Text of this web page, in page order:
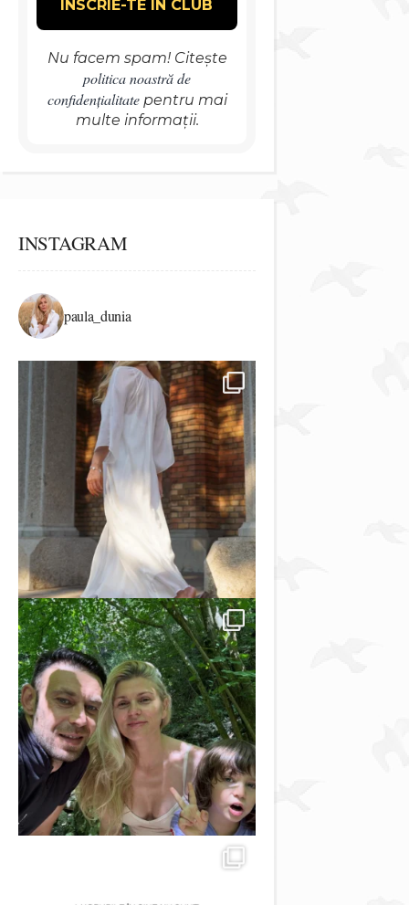
Nu facem spam! Citește
politica noastră de
confidențialitatepentru mai
multe informații.
INSTAGRAM
paula_dunia